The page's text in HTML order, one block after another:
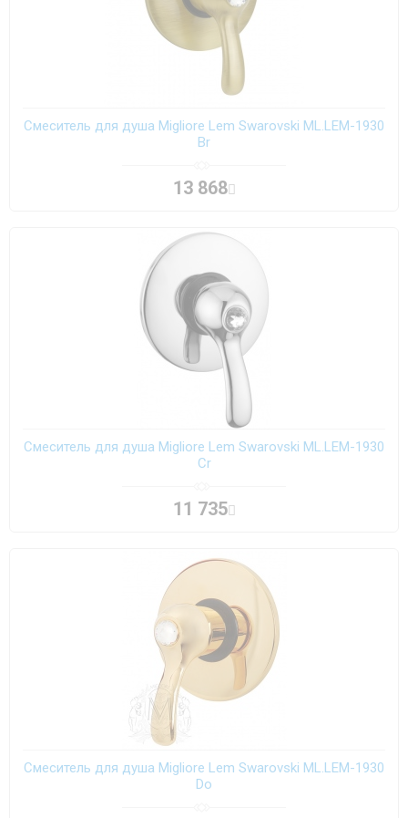
Смеситель для душа Migliore Lem Swarovski ML.LEM-1930
Br
13 868
Смеситель для душа Migliore Lem Swarovski ML.LEM-1930
Cr
11 735
Смеситель для душа Migliore Lem Swarovski ML.LEM-1930
Do